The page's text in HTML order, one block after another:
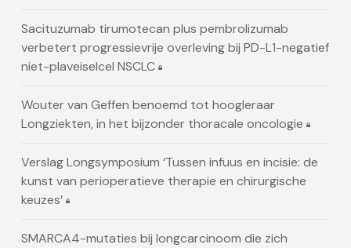
Sacituzumab tirumotecan plus pembrolizumab
verbetert progressievrije overleving bij PD-L1-negatief
niet-plaveiselcel NSCLC
Wouter van Geffen benoemd tot hoogleraar
Longziekten, in het bijzonder thoracale oncologie
Verslag Longsymposium ‘Tussen infuus en incisie: de
kunst van perioperatieve therapie en chirurgische
keuzes’
SMARCA4-mutaties bij longcarcinoom die zich